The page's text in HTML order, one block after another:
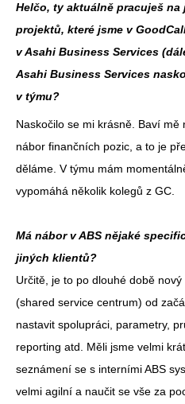
Helčo, ty aktuálně pracuješ na
projektů, které jsme v
v Asahi Business Services
Asahi Business Services
v týmu?
Naskočilo se mi krásně. Baví
nábor finančních pozic, a to je
děláme. V týmu mám
vypomáhá několik kolegů z GC.
Má nábor v ABS nějaké
jiných klientů?
Určitě, je to po dlouhé době
(shared service centrum) od
nastavit spolupráci, parametry,
reporting atd. Měli jsme velmi
seznámení se s interními ABS
velmi agilní a naučit se vše za